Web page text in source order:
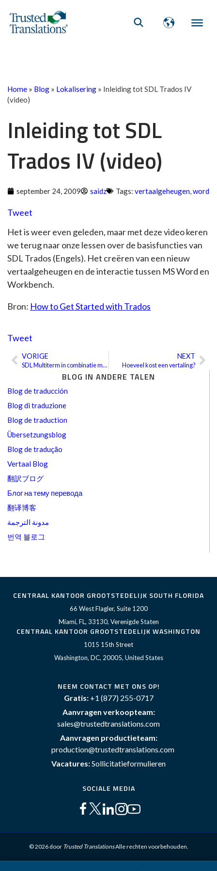
BLOG IN ANDERE TALEN
Blog de traducción
Blog di traduzione
Blog de traduction
Übersetzungsblog
Blog de tradução
Vertaal Blog
翻訳ブログ
Блог на тему перевода
翻译博客
مدونة الترجمة
번역 블로그
Home » Blog » Lokalisering » Inleiding tot SDL Trados IV
(video)
Inleiding tot SDL
Trados IV (video)
september 24, 2009 saidz Tags: vertaalgeheugen,word
Tweet
Het is weer even geleden, maar met deze video keren
we terug naar onze lessen over de basisfuncties van
SDL Trados (Engels). Het creëren van een nieuw
vertaalgeheugen en de interactie tussen MS Word en
Workbench.
Bron: How to Get Started with Trados
Tweet
Vorige
VORIGE
SDL Multiterm in combinatie met SDL Trados Workbench
NEXT
Hoeveel kost een vertaling?
CENTRAAL KANTOOR GROOTSTEDELIJK SOUTH FLORIDA
66 West Flagler, Suite 1200
Miami, FL, 33130, Verenigde Staten
CENTRAAL KANTOOR GROOTSTEDELIJK WASHINGTON
1015 15th Street
Washington, DC, 20005, United States
NEEM CONTACT MET ONS OP!
Gratis: +1 (877) 255-0717
Aanvragen verkoopteam:
sales@trustedtranslations.com
Aanvragen productieteam:
production@trustedtranslations.com
Vacatures:Sollicitatieformulieren
SOCIALE MEDIA
© 2026 door Trusted TranslationsAlle rechten voorbehouden.